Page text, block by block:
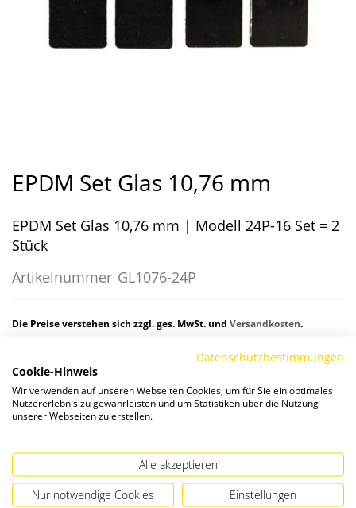
der
springen
EPDM Set Glas 10,76 mm
EPDM Set Glas 10,76 mm | Modell 24P-16 Set = 2
Stück
Artikelnummer GL1076-24P
Die Preise verstehen sich zzgl. ges. MwSt. und Versandkosten.
Verfügbarkeit:
Angaben zur Produktsicherheit
Hersteller/EU verantwortliche Person:
Datenschutzbestimmungen
Cookie-Hinweis
Wir verwenden auf unseren Webseiten Cookies, um für Sie ein optimales
Nutzererlebnis zu gewährleisten und um Statistiken über die Nutzung
unserer Webseiten zu erstellen.
Alle akzeptieren
Nur notwendige Cookies Einstellungen